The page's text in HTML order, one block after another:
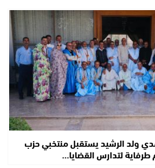
ولد الرشيد يستقبل منتخبي حزب
طرفاية لتدارس القضايا…